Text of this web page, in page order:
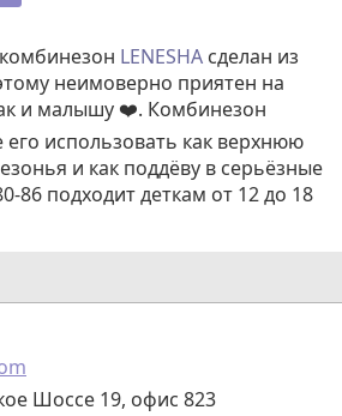
LENESHA сделан из
неимоверно приятен на
и малышу ❤️. Комбинезон
использовать как верхнюю
и как поддёву в серьёзные
86 подходит деткам от 12 до 18
Шоссе 19, офис 823